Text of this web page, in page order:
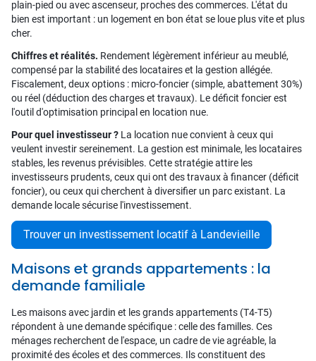
plain-pied ou avec ascenseur, proches des commerces. L'état du
bien est important : un logement en bon état se loue plus vite et plus
cher.
Chiffres et réalités. Rendement légèrement inférieur au meublé,
compensé par la stabilité des locataires et la gestion allégée.
Fiscalement, deux options : micro-foncier (simple, abattement 30%)
ou réel (déduction des charges et travaux). Le déficit foncier est
l'outil d'optimisation principal en location nue.
Pour quel investisseur ? La location nue convient à ceux qui
veulent investir sereinement. La gestion est minimale, les locataires
stables, les revenus prévisibles. Cette stratégie attire les
investisseurs prudents, ceux qui ont des travaux à financer (déficit
foncier), ou ceux qui cherchent à diversifier un parc existant. La
demande locale sécurise l'investissement.
Trouver un investissement locatif à Landevieille
Maisons et grands appartements : la
demande familiale
Les maisons avec jardin et les grands appartements (T4-T5)
répondent à une demande spécifique : celle des familles. Ces
ménages recherchent de l'espace, un cadre de vie agréable, la
proximité des écoles et des commerces. Ils constituent des